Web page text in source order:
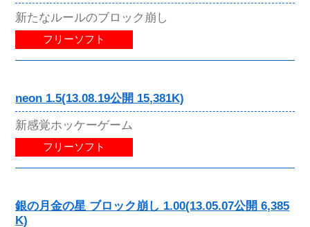
新たなルールのブロック崩し
フリーソフト
neon 1.5(13.08.19公開 15,381K)
新感覚ホッケーゲーム
フリーソフト
銀の月金の星 ブロック崩し 1.00(13.05.07公開 6,385
K)